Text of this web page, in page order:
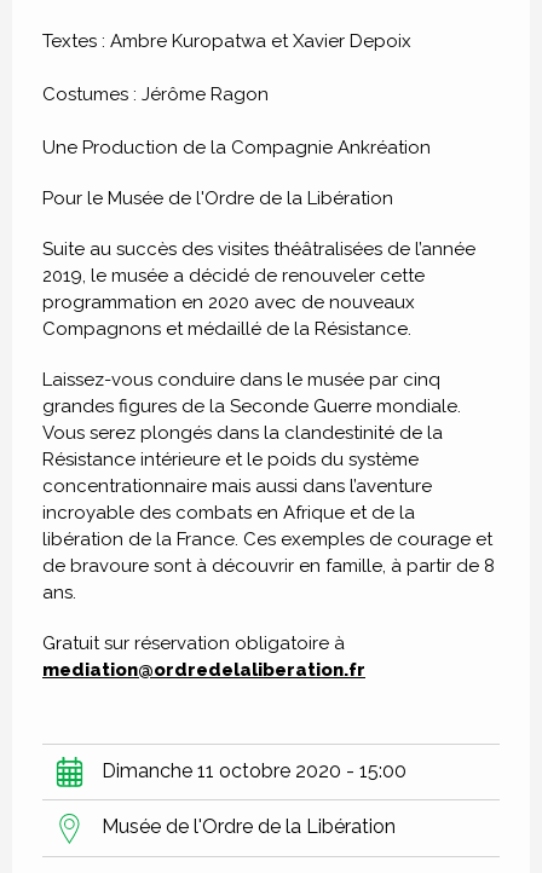
Textes : Ambre Kuropatwa et Xavier Depoix
Costumes : Jérôme Ragon
Une Production de la Compagnie Ankréation
Pour le Musée de l'Ordre de la Libération
Suite au succès des visites théâtralisées de l’année
2019, le musée a décidé de renouveler cette
programmation en 2020 avec de nouveaux
Compagnons et médaillé de la Résistance.
Laissez-vous conduire dans le musée par cinq
grandes figures de la Seconde Guerre mondiale.
Vous serez plongés dans la clandestinité de la
Résistance intérieure et le poids du système
concentrationnaire mais aussi dans l’aventure
incroyable des combats en Afrique et de la
libération de la France. Ces exemples de courage et
de bravoure sont à découvrir en famille, à partir de 8
ans.
Gratuit sur réservation obligatoire à
mediation@ordredelaliberation.fr
Dimanche 11 octobre 2020 - 15:00
Musée de l'Ordre de la Libération